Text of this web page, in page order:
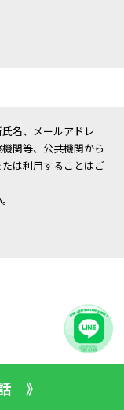
名、メールアドレ
関等、公共機関から
は利用することはご
》
Reserved.